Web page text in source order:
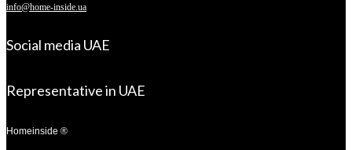
info@home-inside.ua
Social media UAE
Representative in UAE
Homeinside ®